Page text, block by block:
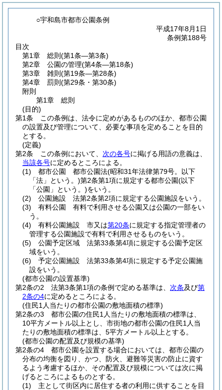
○宇和島市都市公園条例
平成17年8月1日
条例第188号
目次
第1章
総則 (第1条―第3条)
第2章
公園の管理(第4条―第18条)
第3章
雑則 (第19条―第28条)
第4章
罰則 (第29条・第30条)
附則
第1章
総則
(目的)
第1条
この条例は、法令に定めがあるもののほか、都市公園
の設置及び管理について、必要な事項を定めることを目的
とする。
(定義)
第2条
この条例において、 次の各号に掲げる用語の意義は、
当該各号に定めるところによる。
(1)
都市公園 都市公園法(昭和31年法律第79号。以下
「法」という。)第2条第1項に規定する都市公園(以下
「公園」という。)をいう。
(2)
公園施設 法第2条第2項に規定する公園施設をいう。
(3)
有料公園 有料で利用させる公園又は公園の一部をい
う。
(4)
有料公園施設 市又は第20条に規定する指定管理者の
管理する公園施設で有料で利用させるものをいう。
(5)
公園予定区域 法第33条第4項に規定する公園予定区
域をいう。
(6)
予定公園施設 法第33条第4項に規定する予定公園施
設をいう。
(都市公園の設置基準)
第2条の2
法第3条第1項の条例で定める基準は、 次条及び第
2条の4に定めるところによる。
(住民1人当たりの都市公園の敷地面積の標準)
第2条の3
都市公園の住民1人当たりの敷地面積の標準は、
10平方メートル以上とし、市街地の都市公園の住民1人当
たりの敷地面積の標準は、5平方メートル以上とする。
(都市公園の配置及び規模の基準)
第2条の4
都市公園を設置する場合においては、都市公園の
分布の均衡を図り、かつ、防火、避難等災害の防止に資す
るよう考慮するほか、その配置及び規模については次に掲
げるところによるものとする。
(1)
主として街区内に居住する者の利用に供することを目